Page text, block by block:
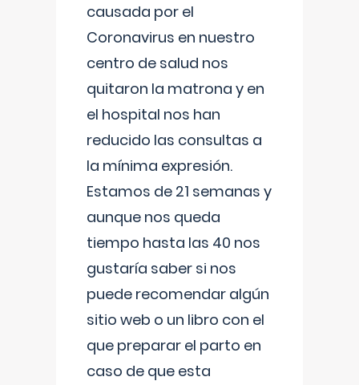
causada por el
Coronavirus en nuestro
centro de salud nos
quitaron la matrona y en
el hospital nos han
reducido las consultas a
la mínima expresión.
Estamos de 21 semanas y
aunque nos queda
tiempo hasta las 40 nos
gustaría saber si nos
puede recomendar algún
sitio web o un libro con el
que preparar el parto en
caso de que esta